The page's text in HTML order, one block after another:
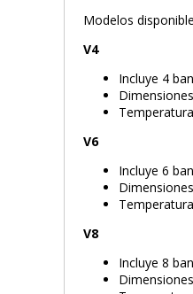
Modelos
V4
Incluye 4
V6
Incluye 6
V8
Incluye 8